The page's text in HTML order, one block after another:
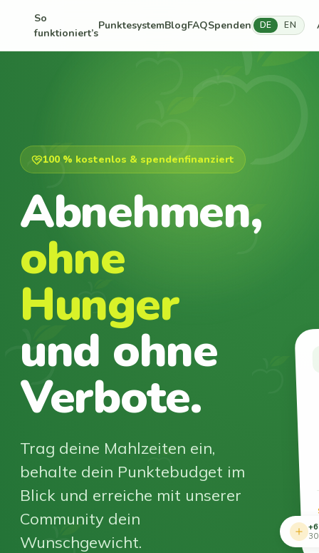
So
funktioniert’s
PunktesystemBlogFAQSpenden DE EN
100 % kostenlos & spendenfinanziert
Abnehmen,
ohne
Hunger
und ohne
Verbote.
Trag deine Mahlzeiten ein,
behalte dein Punktebudget im
Blick und erreiche mit unserer
Community dein
Wunschgewicht.